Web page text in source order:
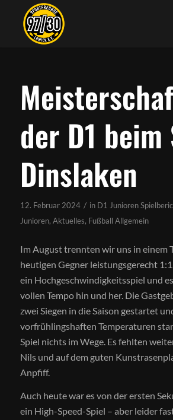
der D1 beim
Dinslaken
12. Februar 2024 / in D1 Junioren
Junioren, Aktuelles, Fußball Allgemein
Im August trennten wir uns in einem
heutigen Gegner leistungsgerecht
ein Hochgeschwindigkeitsspiel und
vollen Tempo hin und her. Die
zwei Siegen in die Saison gestartet
vorfrühlingshaften Temperaturen
Spiel nichts im Wege. Es fehlten
Nils und auf dem guten
Anpfiff.
Auch heute war es von der ersten
ein High-Speed-Spiel – aber leider